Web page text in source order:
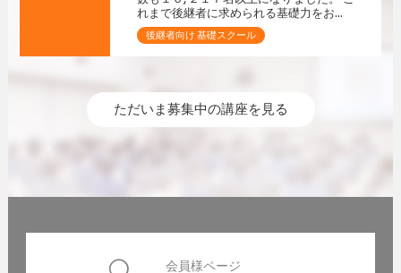
れまで後継者に求められる基礎力をお...
後継者向け 基礎スクール
ただいま募集中の講座を見る
会員様ページ